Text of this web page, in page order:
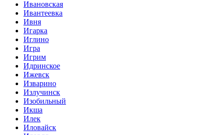
Ивановская
Ивантеевка
Ивня
Игарка
Иглино
Игра
Игрим
Идринское
Ижевск
Изварино
Излучинск
Изобильный
Икша
Илек
Иловайск